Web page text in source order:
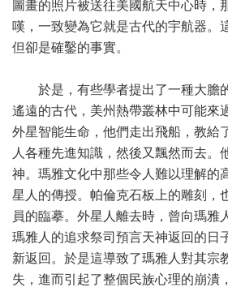
圖畫的照片被送往美國航天中心時，
嘆，一致變為它就是古代的宇航器。
但卻是確鑿的事實。
於是，有些學者提出了一種大膽
遙遠的古代，美州熱帶叢林中可能來
外星智能生命，他們走出飛船，教給
人各種先進知識，然後又飄然而去。
神。瑪雅文化中那些令人難以理解的
星人的傳授。帕倫克石板上的雕刻，
員的臨摹。外星人離去時，曾向瑪雅
瑪雅人的追求祭司預言天神返回的日
新返回。於是這導致了瑪雅人對其宗
失，進而引起了整個民族心理的崩潰